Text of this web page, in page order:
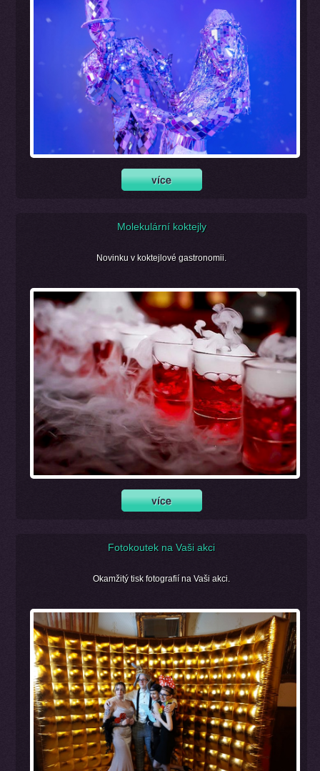
Molekulární koktejly
Novinku v koktejlové gastronomii.
Fotokoutek na Vaši akci
Okamžitý tisk fotografií na Vaši akci.